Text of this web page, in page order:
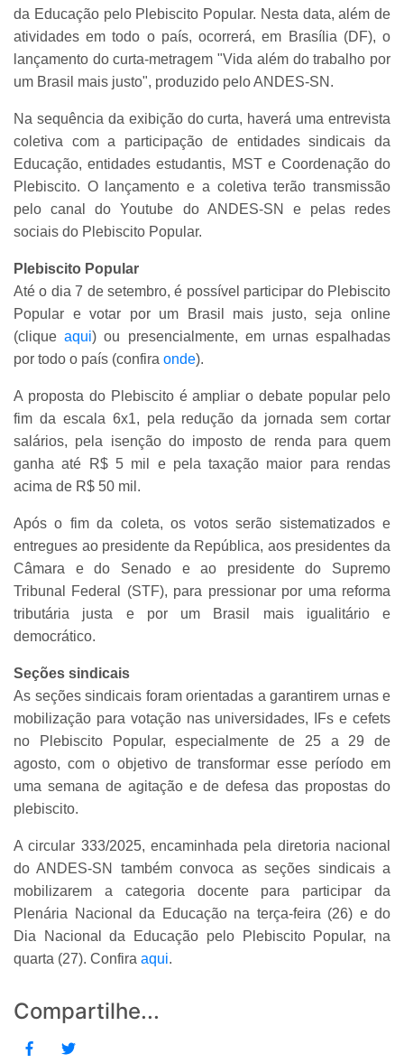
da Educação pelo Plebiscito Popular. Nesta data, além de
atividades em todo o país, ocorrerá, em Brasília (DF), o
lançamento do curta-metragem "Vida além do trabalho por
um Brasil mais justo", produzido pelo ANDES-SN.
Na sequência da exibição do curta, haverá uma entrevista
coletiva com a participação de entidades sindicais da
Educação, entidades estudantis, MST e Coordenação do
Plebiscito. O lançamento e a coletiva terão transmissão
pelo canal do Youtube do ANDES-SN e pelas redes
sociais do Plebiscito Popular.
Plebiscito Popular
Até o dia 7 de setembro, é possível participar do Plebiscito
Popular e votar por um Brasil mais justo, seja online
(cliqueaqui) ou presencialmente, em urnas espalhadas
por todo o país (confira onde).
A proposta do Plebiscito é ampliar o debate popular pelo
fim da escala 6x1, pela redução da jornada sem cortar
salários, pela isenção do imposto de renda para quem
ganha até R$ 5 mil e pela taxação maior para rendas
acima de R$ 50 mil.
Após o fim da coleta, os votos serão sistematizados e
entregues ao presidente da República, aos presidentes da
Câmara e do Senado e ao presidente do Supremo
Tribunal Federal (STF), para pressionar por uma reforma
tributária justa e por um Brasil mais igualitário e
democrático.
Seções sindicais
As seções sindicais foram orientadas a garantirem urnas e
mobilização para votação nas universidades, IFs e cefets
no Plebiscito Popular, especialmente de 25 a 29 de
agosto, com o objetivo de transformar esse período em
uma semana de agitação e de defesa das propostas do
plebiscito.
A circular 333/2025, encaminhada pela diretoria nacional
do ANDES-SN também convoca as seções sindicais a
mobilizarem a categoria docente para participar da
Plenária Nacional da Educação na terça-feira (26) e do
Dia Nacional da Educação pelo Plebiscito Popular, na
quarta (27). Confira aqui.
Compartilhe...